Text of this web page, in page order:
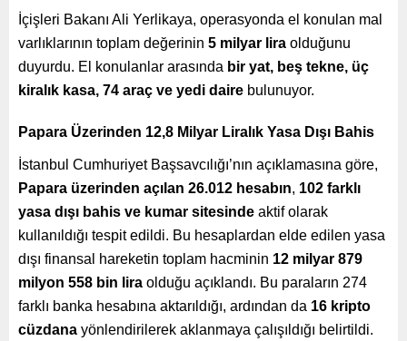
İçişleri Bakanı Ali Yerlikaya, operasyonda el konulan mal
varlıklarının toplam değerinin 5 milyar lira olduğunu
duyurdu. El konulanlar arasında bir yat, beş tekne, üç
kiralık kasa, 74 araç ve yedi daire bulunuyor.
Papara Üzerinden 12,8 Milyar Liralık Yasa Dışı Bahis
İstanbul Cumhuriyet Başsavcılığı’nın açıklamasına göre,
Papara üzerinden açılan 26.012 hesabın, 102 farklı
yasa dışı bahis ve kumar sitesinde aktif olarak
kullanıldığı tespit edildi. Bu hesaplardan elde edilen yasa
dışı finansal hareketin toplam hacminin 12 milyar 879
milyon 558 bin lira olduğu açıklandı. Bu paraların 274
farklı banka hesabına aktarıldığı, ardından da 16 kripto
cüzdana yönlendirilerek aklanmaya çalışıldığı belirtildi.